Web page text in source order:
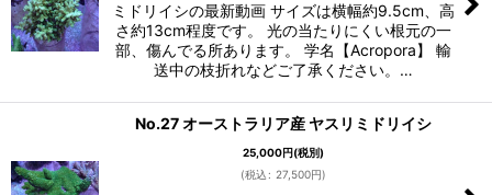
ミドリイシの最新動画 サイズは横幅約9.5cm、高
さ約13cm程度です。 光の当たりにくい根元の一
部、傷んでる所あります。 学名【Acropora】 輸
送中の枝折れなどご了承ください。…
No.27 オーストラリア産 ヤスリミドリイシ
25,000円(税別)
(税込 : 27,500円)